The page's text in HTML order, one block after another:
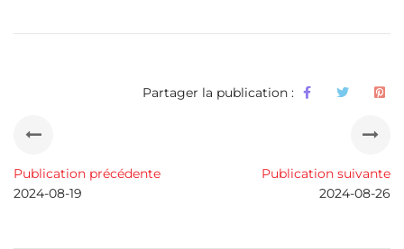
Partager la publication :
Publication précédente
2024-08-19
Publication suivante
2024-08-26